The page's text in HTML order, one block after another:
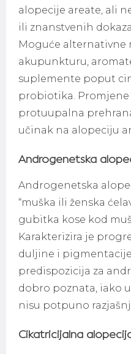
alopecije areate, ali
ili znanstvenih
Moguće alternativne
akupunkturu,
suplemente poput
probiotika. Promjene
protuupalna
učinak na alopeciju
Androgenetska
Androgenetska
“muška ili ženska
gubitka kose kod
Karakterizira je
duljine i pigmentacije
predispozicija za
dobro poznata, iako
nisu potpuno
Cikatricijalna